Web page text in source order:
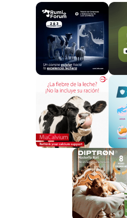
Para satisfacer esta demanda
producción, la UE ha dependido
importaciones de países como
Zelanda. Esto, sin embargo, ha
competencia significativa para
locales, quienes enfrentan
menos competitivos debido al
producción en dichos países
Impacto del Bienestar
Cambios Climáticos en
Otro de los factores que
creciente enfoque en el
Normativas más estrictas
condiciones de vida de los
a que algunos ganaderos
reduzcan sus operaciones,